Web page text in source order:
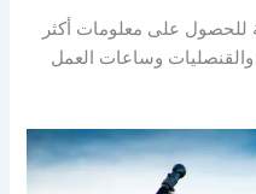
للحصول على معلومات أكثر
وساعات العمل